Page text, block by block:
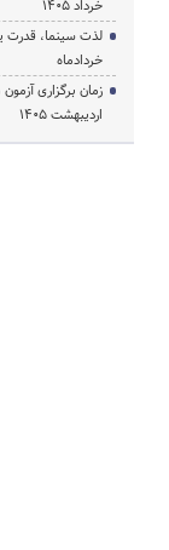
خرداد 1405
لذت سینما، قدرت
خردادماه
زمان برگزاری
اردیبهشت 1405